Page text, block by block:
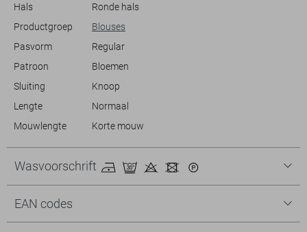
Hals
Ronde hals
Productgroep
Blouses
Pasvorm
Regular
Patroon
Bloemen
Sluiting
Knoop
Lengte
Normaal
Mouwlengte
Korte mouw
Wasvoorschrift
EAN codes